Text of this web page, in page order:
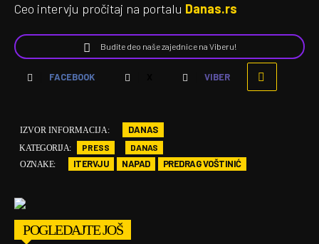
Ceo intervju pročitaj na portalu Danas.rs
Budite deo naše zajednice na Viberu!
FACEBOOK VIBER
IZVOR INFORMACIJA: DANAS
KATEGORIJA: PRESS
DANAS
OZNAKE:
ITERVJU NAPAD PREDRAG VOŠTINIĆ
POGLEDAJTE JOŠ